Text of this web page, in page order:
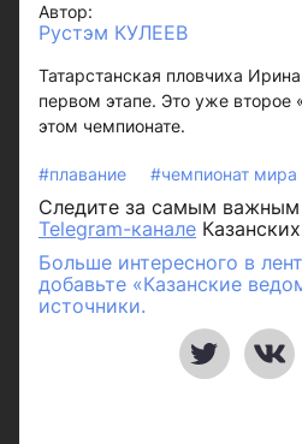
Автор:
Рустэм КУЛЕЕВ
Татарстанская пловчиха
первом этапе. Это уже второе
этом чемпионате.
#плавание #чемпионат мира
Следите за самым
Telegram-канале
Больше интересного в
добавьте «Казанские
источники.